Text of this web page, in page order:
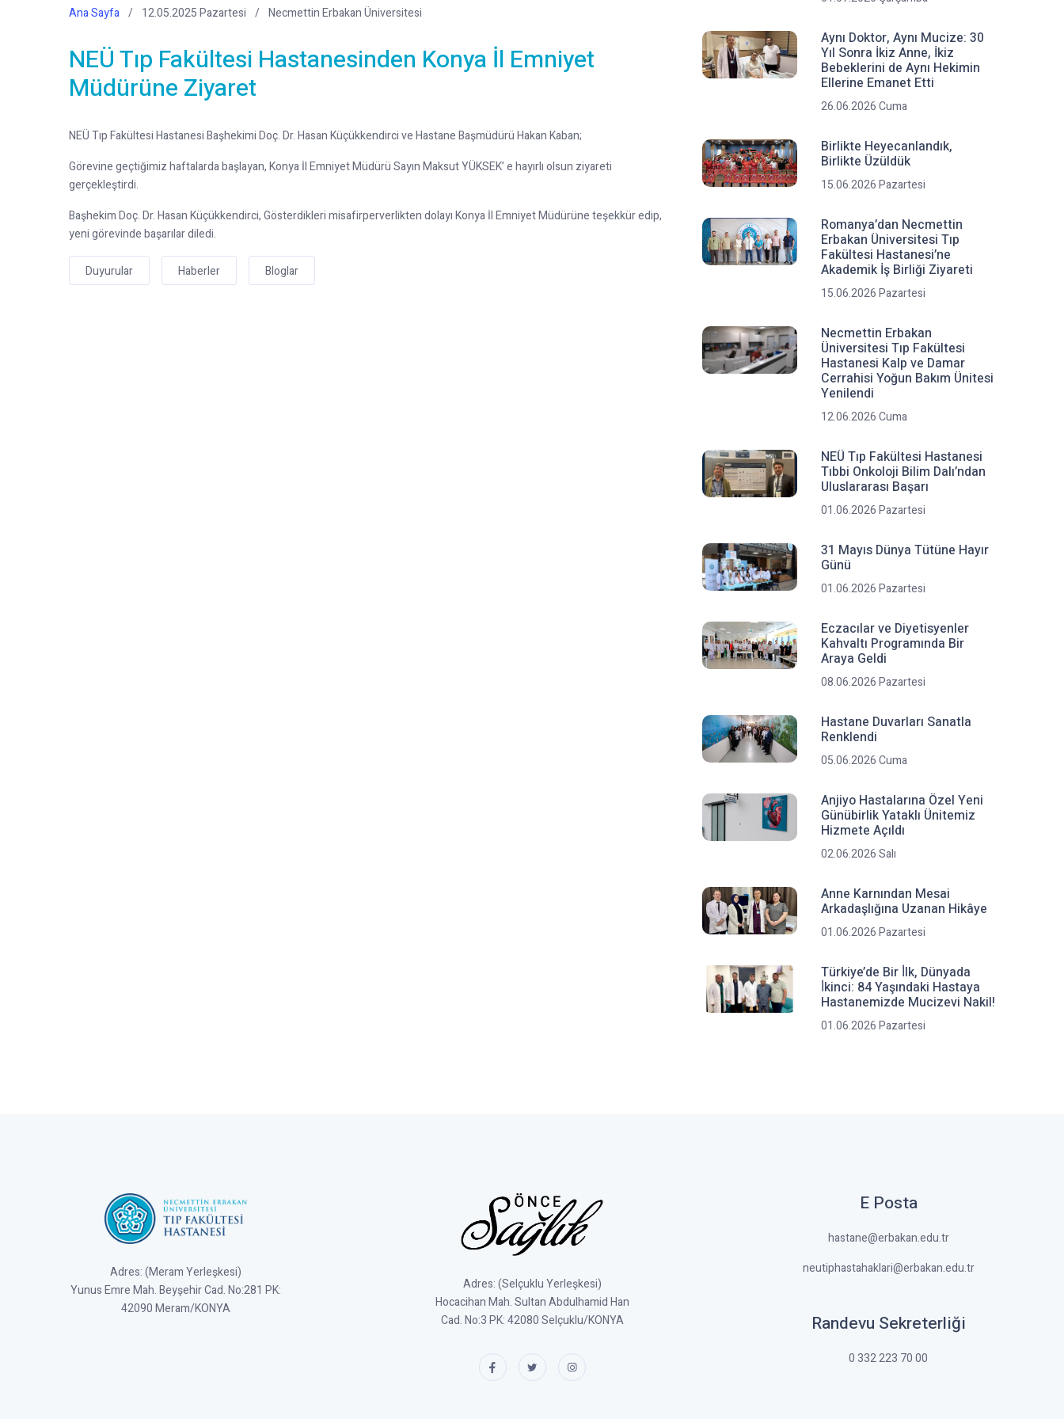
Ana Sayfa 12.05.2025 Pazartesi Necmettin Erbakan Üniversitesi
NEÜ Tıp Fakültesi Hastanesinden Konya İl Emniyet
Müdürüne Ziyaret
NEÜ Tıp Fakültesi Hastanesi Başhekimi Doç. Dr. Hasan Küçükkendirci ve Hastane Başmüdürü Hakan Kaban;
Görevine geçtiğimiz haftalarda başlayan, Konya İl Emniyet Müdürü Sayın Maksut YÜKSEK’ e hayırlı olsun ziyareti
gerçekleştirdi.
Başhekim Doç. Dr. Hasan Küçükkendirci, Gösterdikleri misafirperverlikten dolayı Konya İl Emniyet Müdürüne teşekkür edip,
yeni görevinde başarılar diledi.
Duyurular Haberler Bloglar
Aynı Doktor, Aynı Mucize: 30
Yıl Sonra İkiz Anne, İkiz
Bebeklerini de Aynı Hekimin
Ellerine Emanet Etti
26.06.2026 Cuma
Birlikte Heyecanlandık,
Birlikte Üzüldük
15.06.2026 Pazartesi
Romanya’dan Necmettin
Erbakan Üniversitesi Tıp
Fakültesi Hastanesi’ne
Akademik İş Birliği Ziyareti
15.06.2026 Pazartesi
Necmettin Erbakan
Üniversitesi Tıp Fakültesi
Hastanesi Kalp ve Damar
Cerrahisi Yoğun Bakım Ünitesi
Yenilendi
12.06.2026 Cuma
NEÜ Tıp Fakültesi Hastanesi
Tıbbi Onkoloji Bilim Dalı’ndan
Uluslararası Başarı
01.06.2026 Pazartesi
31 Mayıs Dünya Tütüne Hayır
Günü
01.06.2026 Pazartesi
Eczacılar ve Diyetisyenler
Kahvaltı Programında Bir
Araya Geldi
08.06.2026 Pazartesi
Hastane Duvarları Sanatla
Renklendi
05.06.2026 Cuma
Anjiyo Hastalarına Özel Yeni
Günübirlik Yataklı Ünitemiz
Hizmete Açıldı
02.06.2026 Salı
Anne Karnından Mesai
Arkadaşlığına Uzanan Hikâye
01.06.2026 Pazartesi
Türkiye’de Bir İ̇lk, Dünyada
İ̇kinci: 84 Yaşındaki Hastaya
Hastanemizde Mucizevi Nakil!
01.06.2026 Pazartesi
Adres: (Meram Yerleşkesi)
Yunus Emre Mah. Beyşehir Cad. No:281 PK:
42090 Meram/KONYA
Adres: (Selçuklu Yerleşkesi)
Hocacihan Mah. Sultan Abdulhamid Han
Cad. No:3 PK: 42080 Selçuklu/KONYA
E Posta
hastane@erbakan.edu.tr
neutiphastahaklari@erbakan.edu.tr
Randevu Sekreterliği
0 332 223 70 00